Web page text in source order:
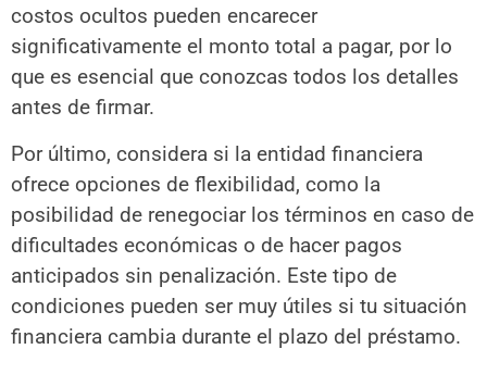
costos ocultos pueden encarecer
significativamente el monto total a pagar, por lo
que es esencial que conozcas todos los detalles
antes de firmar.
Por último, considera si la entidad financiera
ofrece opciones de flexibilidad, como la
posibilidad de renegociar los términos en caso de
dificultades económicas o de hacer pagos
anticipados sin penalización. Este tipo de
condiciones pueden ser muy útiles si tu situación
financiera cambia durante el plazo del préstamo.